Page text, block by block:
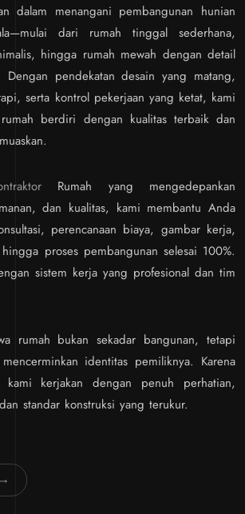
dalam menangani pembangunan hunian
dari rumah tinggal sederhana,
hingga rumah mewah dengan detail
Dengan pendekatan desain yang matang,
serta kontrol pekerjaan yang ketat, kami
berdiri dengan kualitas terbaik dan
Rumah yang mengedepankan
dan kualitas, kami membantu Anda
perencanaan biaya, gambar kerja,
proses pembangunan selesai 100%.
sistem kerja yang profesional dan tim
rumah bukan sekadar bangunan, tetapi
identitas pemiliknya. Karena
kerjakan dengan penuh perhatian,
standar konstruksi yang terukur.